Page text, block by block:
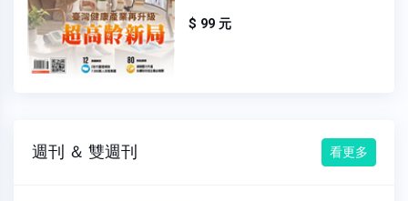
$ 99 元
週刊 ＆ 雙週刊 看更多